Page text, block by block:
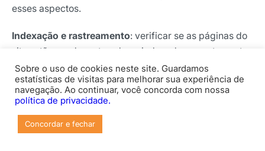
esses aspectos.
Indexação e rastreamento: verificar se as páginas do
site estão sendo rastreadas e indexadas corretamente
pelos motores de busca é essencial. O Google Search
Console fornece informações sobre problemas de
indexação.
Desempenho móvel
Sobre o uso de cookies neste site. Guardamos
estatísticas de visitas para melhorar sua experiência de
navegação. Ao continuar, você concorda com nossa
política de privacidade.
Concordar e fechar